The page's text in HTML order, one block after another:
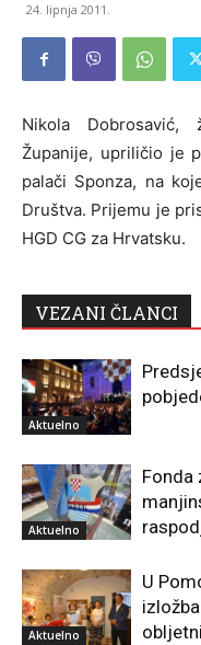
24. lipnja 2011.
Nikola Dobrosavić,
Županije, upriličio je
palači Sponza, na
Društva. Prijemu je
HGD CG za Hrvatsku.
VEZANI ČLANCI
Aktuelno
Aktuelno
Fonda
Aktuelno
U